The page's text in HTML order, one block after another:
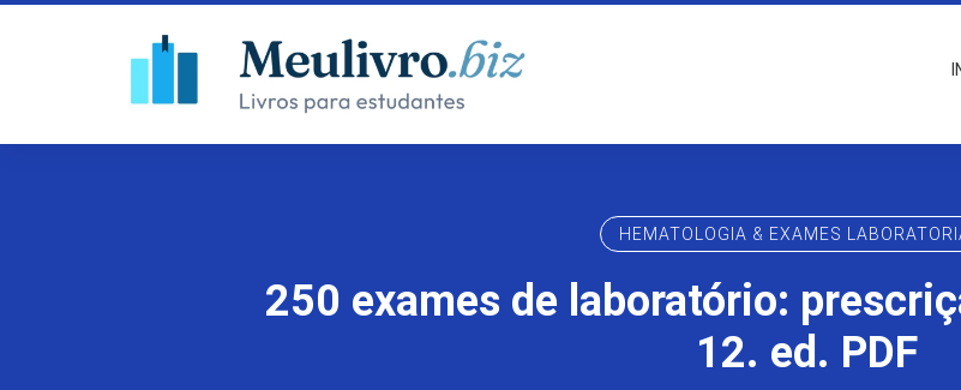
HEMATOLOGIA & EXAMES
250 exames de laboratório:
12. ed. PDF